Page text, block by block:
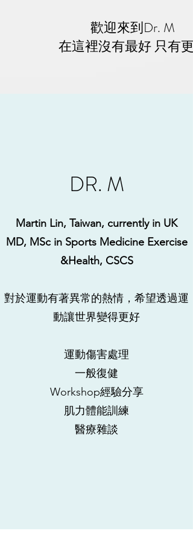
歡迎來到Dr. M
在這裡沒有最好 只有更
DR. M
Martin Lin, Taiwan, currently in UK
MD, MSc in Sports Medicine Exercise
&Health, CSCS
對於運動有著異常的熱情，希望透過運
動讓世界變得更好
運動傷害處理
​一般復健
Workshop經驗分享
肌力體能訓練
​醫療雜談